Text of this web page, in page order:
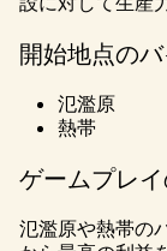
開始地点の
氾濫原
熱帯
ゲームプレ
氾濫原や熱帯の